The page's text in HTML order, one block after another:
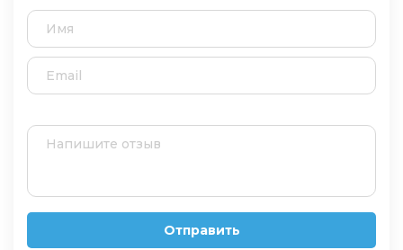
Отправить